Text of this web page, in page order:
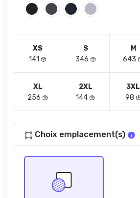
XS
141
S
346
M
643
XL
256
2XL
144
3XL
98
Choix emplacement(s)